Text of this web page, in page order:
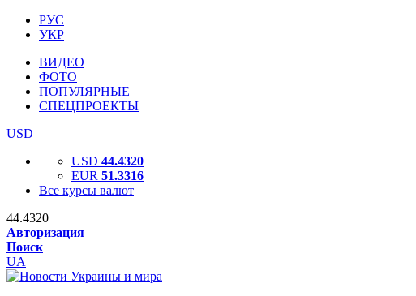
РУС
УКР
ВИДЕО
ФОТО
ПОПУЛЯРНЫЕ
СПЕЦПРОЕКТЫ
USD
USD 44.4320
EUR 51.3316
Все курсы валют
44.4320
Авторизация
Поиск
UA